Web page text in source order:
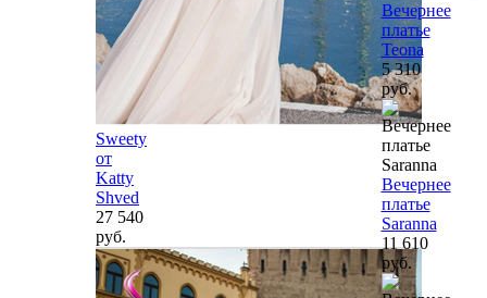
Sweety
от
Katty
Shved
27 540
руб.
Вечернее
платье
Teona
5 310
руб.
Вечернее
платье
Saranna
11 610
руб.